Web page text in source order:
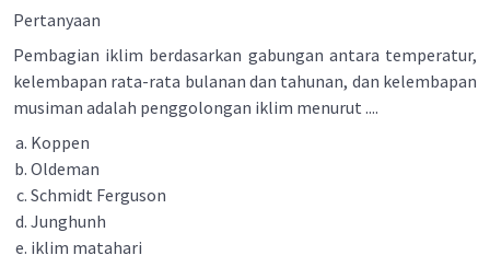
Pertanyaan
Pembagian iklim berdasarkan gabungan antara temperatur,
kelembapan rata-rata bulanan dan tahunan, dan kelembapan
musiman adalah penggolongan iklim menurut ....
Koppen
Oldeman
Schmidt Ferguson
Junghunh
iklim matahari